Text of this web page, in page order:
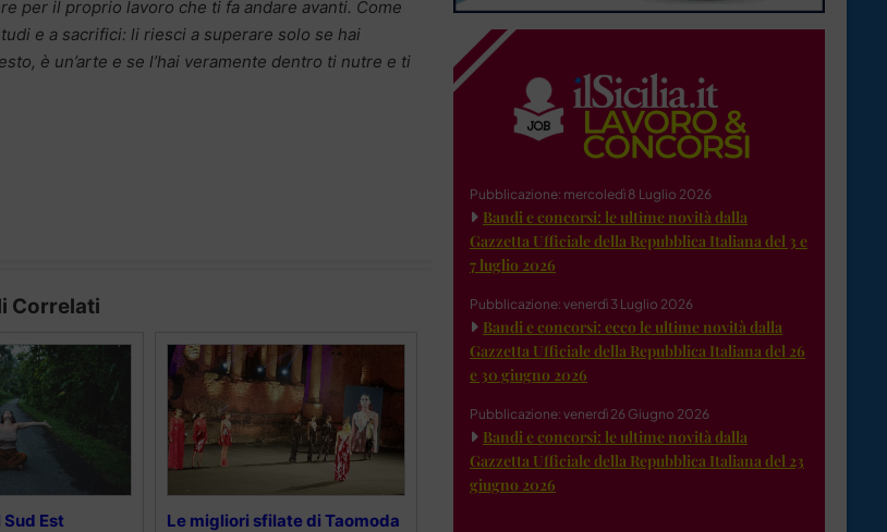
per il proprio lavoro che ti fa andare avanti. Come
e a sacrifici: li riesci a superare solo se hai
è un’arte e se l’hai veramente dentro ti nutre e ti
Correlati
Est
Le migliori sfilate di Taomoda
Pubblicazione: mercoledì 8 Luglio 2026
Bandi e concorsi: le ultime novità dalla
Gazzetta Ufficiale della Repubblica Italiana del 3 e
7 luglio 2026
Pubblicazione: venerdì 3 Luglio 2026
Bandi e concorsi: ecco le ultime novità dalla
Gazzetta Ufficiale della Repubblica Italiana del 26
e 30 giugno 2026
Pubblicazione: venerdì 26 Giugno 2026
Bandi e concorsi: le ultime novità dalla
Gazzetta Ufficiale della Repubblica Italiana del 23
giugno 2026